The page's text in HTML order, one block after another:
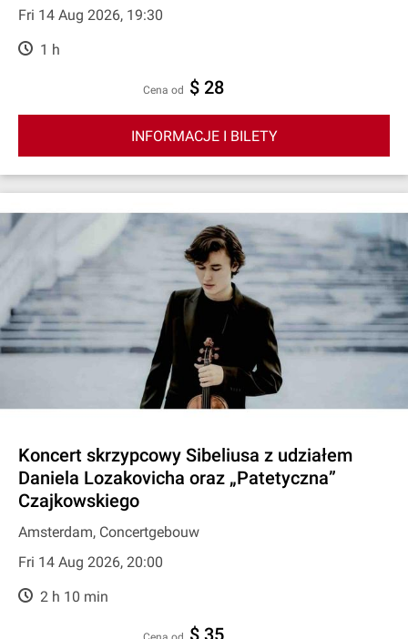
Fri 14 Aug 2026, 19:30
1 h
cena od $ 28
INFORMACJE I BILETY
Koncert skrzypcowy Sibeliusa z udziałem
Daniela Lozakovicha oraz „Patetyczna”
Czajkowskiego
Amsterdam, Concertgebouw
Fri 14 Aug 2026, 20:00
2 h 10 min
$ 35